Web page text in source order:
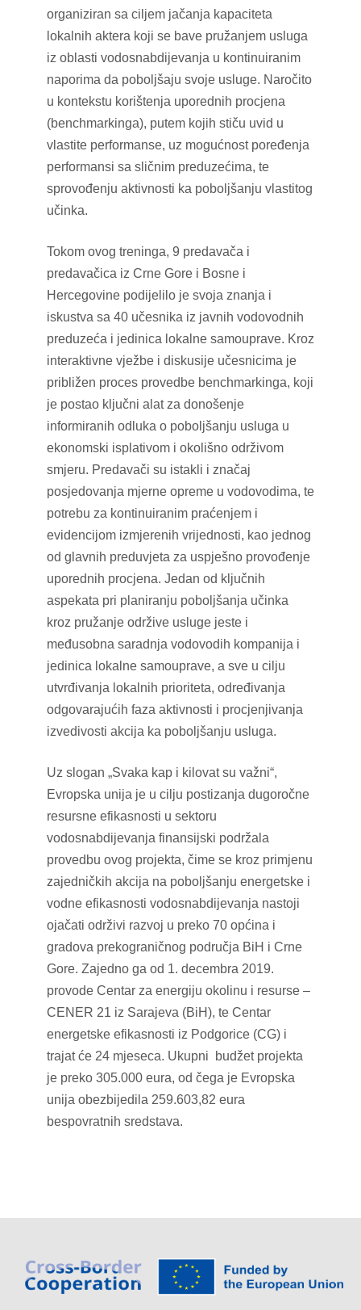
organiziran sa ciljem jačanja kapaciteta
lokalnih aktera koji se bave pružanjem usluga
iz oblasti vodosnabdijevanja u kontinuiranim
naporima da poboljšaju svoje usluge. Naročito
u kontekstu korištenja uporednih procjena
(benchmarkinga), putem kojih stiču uvid u
vlastite performanse, uz mogućnost poređenja
performansi sa sličnim preduzećima, te
sprovođenju aktivnosti ka poboljšanju vlastitog
učinka.
Tokom ovog treninga, 9 predavača i
predavačica iz Crne Gore i Bosne i
Hercegovine podijelilo je svoja znanja i
iskustva sa 40 učesnika iz javnih vodovodnih
preduzeća i jedinica lokalne samouprave. Kroz
interaktivne vježbe i diskusije učesnicima je
približen proces provedbe benchmarkinga, koji
je postao ključni alat za donošenje
informiranih odluka o poboljšanju usluga u
ekonomski isplativom i okolišno održivom
smjeru. Predavači su istakli i značaj
posjedovanja mjerne opreme u vodovodima, te
potrebu za kontinuiranim praćenjem i
evidencijom izmjerenih vrijednosti, kao jednog
od glavnih preduvjeta za uspješno provođenje
uporednih procjena. Jedan od ključnih
aspekata pri planiranju poboljšanja učinka
kroz pružanje održive usluge jeste i
međusobna saradnja vodovodih kompanija i
jedinica lokalne samouprave, a sve u cilju
utvrđivanja lokalnih prioriteta, određivanja
odgovarajućih faza aktivnosti i procjenjivanja
izvedivosti akcija ka poboljšanju usluga.
Uz slogan „Svaka kap i kilovat su važni“,
Evropska unija je u cilju postizanja dugoročne
resursne efikasnosti u sektoru
vodosnabdijevanja finansijski podržala
provedbu ovog projekta, čime se kroz primjenu
zajedničkih akcija na poboljšanju energetske i
vodne efikasnosti vodosnabdijevanja nastoji
ojačati održivi razvoj u preko 70 općina i
gradova prekograničnog područja BiH i Crne
Gore. Zajedno ga od 1. decembra 2019.
provode Centar za energiju okolinu i resurse –
CENER 21 iz Sarajeva (BiH), te Centar
energetske efikasnosti iz Podgorice (CG) i
trajat će 24 mjeseca. Ukupni budžet projekta
je preko 305.000 eura, od čega je Evropska
unija obezbijedila 259.603,82 eura
bespovratnih sredstava.